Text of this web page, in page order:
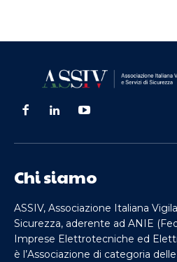
Chi siamo
ASSIV, Associazione Italiana
Sicurezza, aderente ad ANIE
Imprese Elettrotecniche ed
è l’Associazione di categoria